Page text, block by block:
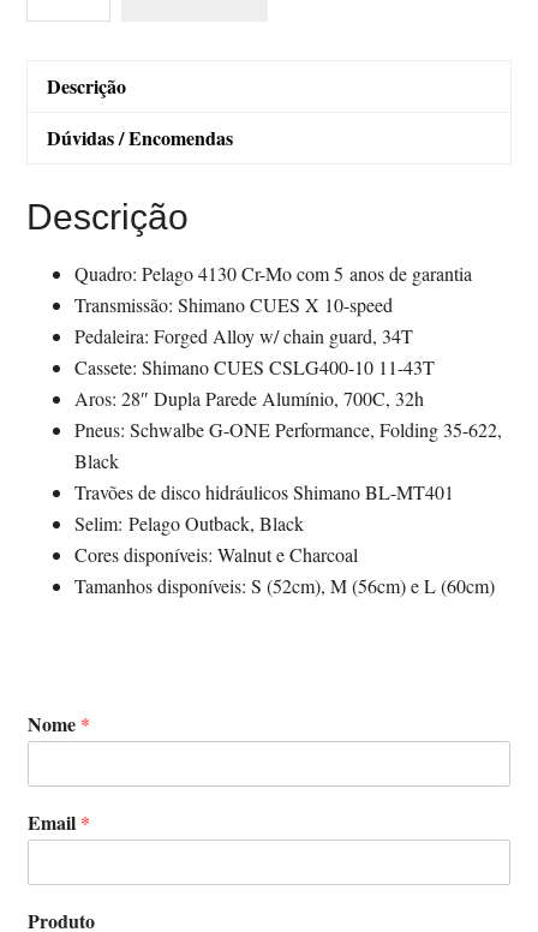
Outback
Descrição
Dúvidas / Encomendas
Descrição
Quadro: Pelago 4130 Cr-Mo com 5 anos de garantia
Transmissão: Shimano CUES X 10-speed
Pedaleira: Forged Alloy w/ chain guard, 34T
Cassete: Shimano CUES CSLG400-10 11-43T
Aros: 28″ Dupla Parede Alumínio, 700C, 32h
Pneus: Schwalbe G-ONE Performance, Folding 35-622,
Black
Travões de disco hidráulicos Shimano BL-MT401
Selim: Pelago Outback, Black
Cores disponíveis: Walnut e Charcoal
Tamanhos disponíveis: S (52cm), M (56cm) e L (60cm)
Nome *
Email *
Produto